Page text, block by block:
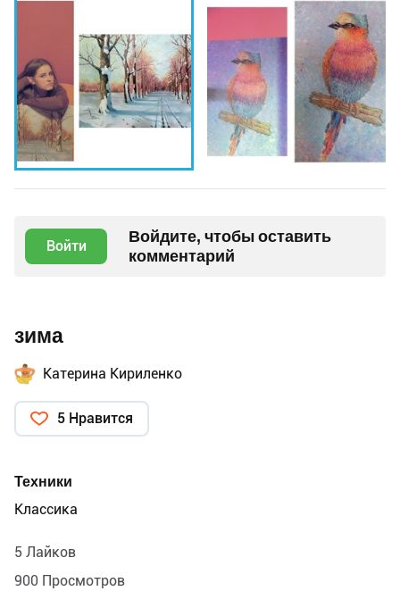
Войти
Войдите, чтобы оставить
комментарий
зима
Катерина Кириленко
5 Нравится
Техники
Классика
5 Лайков
900 Просмотров